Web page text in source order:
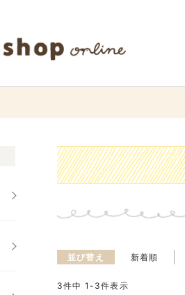
並び替え 新着順
3件中 1 - 3件表示